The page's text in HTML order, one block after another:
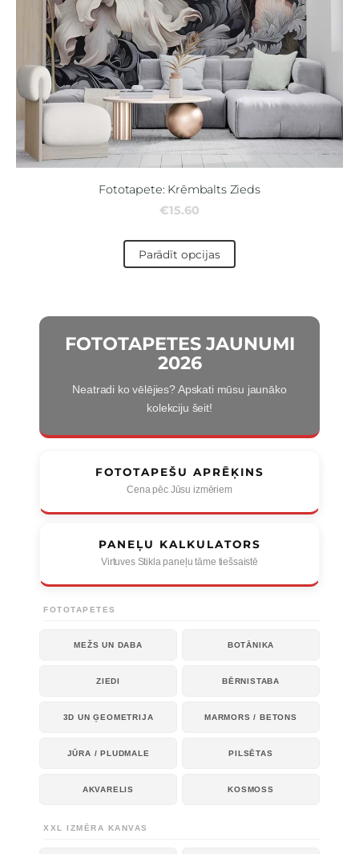
FOTOTAPETES JAUNUMI
2026
Neatradi ko vēlējies? Apskati mūsu jaunāko
kolekciju šeit!
FOTOTAPEŠU APRĒĶINS
Cena pēc Jūsu izmēriem
PANEĻU KALKULATORS
Virtuves Stikla paneļu tāme tiešsaistē
FOTOTAPETES
MEŽS UN DABA BOTĀNIKA
ZIEDI BĒRNISTABA
3D UN ĢEOMETRIJA MARMORS / BETONS
JŪRA / PLUDMALE PILSĒTAS
AKVARELIS KOSMOSS
XXL IZMĒRA KANVAS
Fototapete: Krēmbalts Zieds
€15.60
Parādīt opcijas